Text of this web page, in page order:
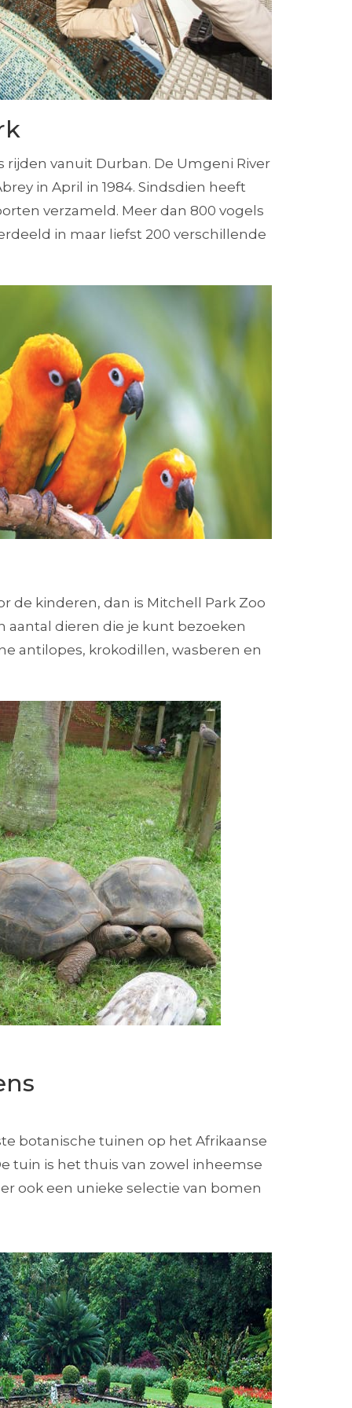
rijden vanuit Durban. De Umgeni River
in April in 1984. Sindsdien heeft
verzameld. Meer dan 800 vogels
in maar liefst 200 verschillende
de kinderen, dan is Mitchell Park Zoo
aantal dieren die je kunt bezoeken
antilopes, krokodillen, wasberen en
botanische tuinen op het Afrikaanse
tuin is het thuis van zowel inheemse
ook een unieke selectie van bomen